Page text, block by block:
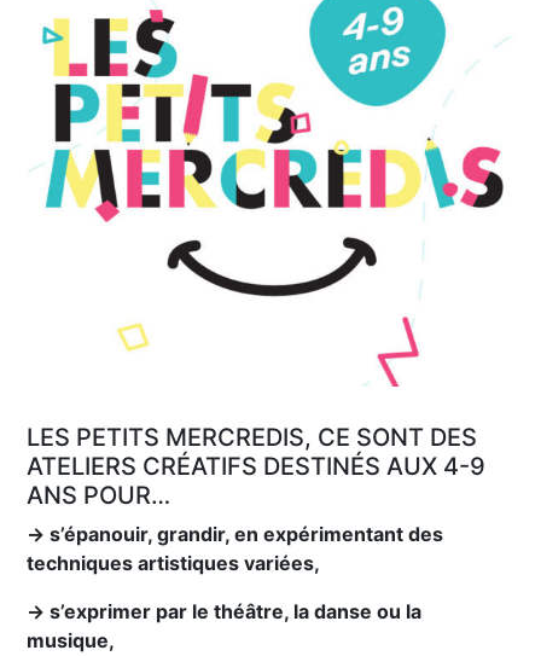
LES PETITS MERCREDIS, CE SONT DES
ATELIERS CRÉATIFS DESTINÉS AUX 4-9
ANS POUR…
→ s’épanouir, grandir, en expérimentant des
techniques artistiques variées,
→ s’exprimer par le théâtre, la danse ou la
musique,